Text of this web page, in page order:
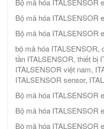
Bộ mã hóa ITALSENSOR
Bộ mã hóa ITALSENSOR
Bộ mã hóa ITALSENSOR
bộ mã hóa ITALSENSOR,
tần ITALSENSOR, thiết bị
ITALSENSOR việt nam,
ITALSENSOR sensor,
Bộ mã hóa ITALSENSOR
Bộ mã hóa ITALSENSOR
Bộ mã hóa ITALSENSOR